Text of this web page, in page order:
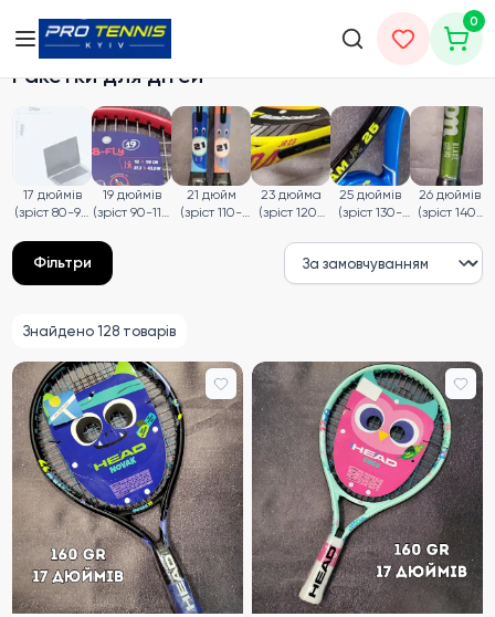
0
Головна Ракетки для дітей
Ракетки для дітей
17 дюймів
(зріст 80-90
19 дюймів
(зріст 90-110
21 дюйм
(зріст 110-
23 дюйма
(зріст 120-
25 дюймів
(зріст 130-
26 дюймів
(зріст 140-
Фільтри
Знайдено128 товарів